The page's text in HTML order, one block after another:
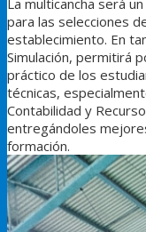
La multicancha será
para las selecciones
establecimiento. En
Simulación, permitirá
práctico de los
técnicas,
Contabilidad y
entregándoles
formación.